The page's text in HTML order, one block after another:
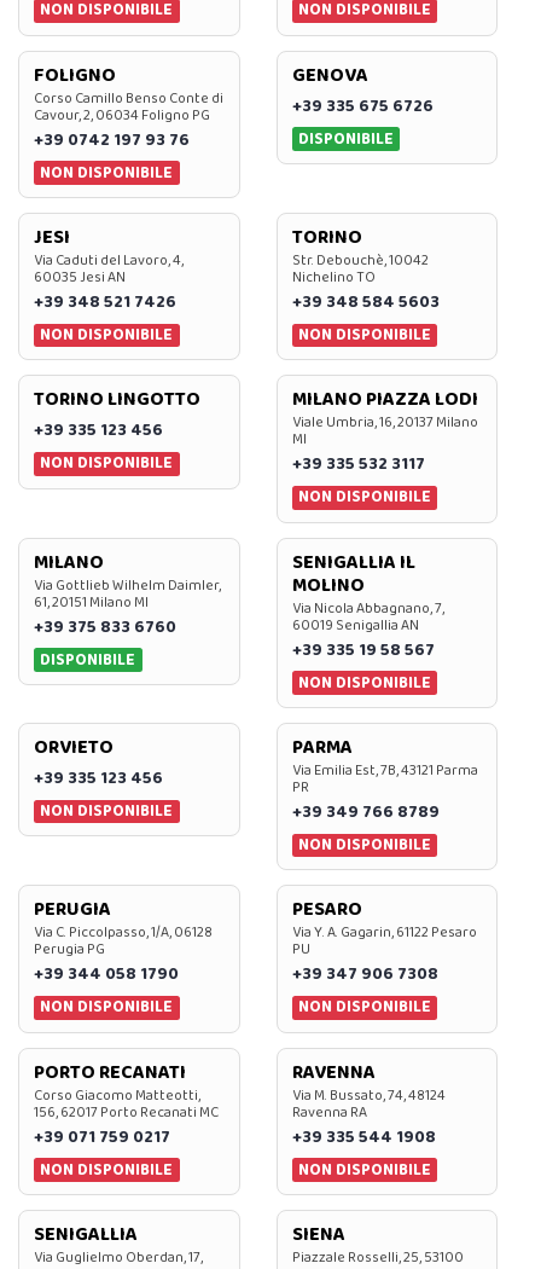
NON DISPONIBILE
NON DISPONIBILE
FOLIGNO
Corso Camillo Benso Conte di
Cavour, 2, 06034 Foligno PG
+39 0742 197 93 76
NON DISPONIBILE
GENOVA
+39 335 675 6726
DISPONIBILE
JESI
Via Caduti del Lavoro, 4,
60035 Jesi AN
+39 348 521 7426
NON DISPONIBILE
TORINO
Str. Debouchè, 10042
Nichelino TO
+39 348 584 5603
NON DISPONIBILE
TORINO LINGOTTO
+39 335 123 456
NON DISPONIBILE
MILANO PIAZZA LODI
Viale Umbria, 16, 20137 Milano
MI
+39 335 532 3117
NON DISPONIBILE
MILANO
Via Gottlieb Wilhelm Daimler,
61, 20151 Milano MI
+39 375 833 6760
DISPONIBILE
SENIGALLIA IL
MOLINO
Via Nicola Abbagnano, 7,
60019 Senigallia AN
+39 335 19 58 567
NON DISPONIBILE
ORVIETO
+39 335 123 456
NON DISPONIBILE
PARMA
Via Emilia Est, 7B, 43121 Parma
PR
+39 349 766 8789
NON DISPONIBILE
PERUGIA
Via C. Piccolpasso, 1/A, 06128
Perugia PG
+39 344 058 1790
NON DISPONIBILE
PESARO
Via Y. A. Gagarin, 61122 Pesaro
PU
+39 347 906 7308
NON DISPONIBILE
PORTO RECANATI
Corso Giacomo Matteotti,
156, 62017 Porto Recanati MC
+39 071 759 0217
NON DISPONIBILE
RAVENNA
Via M. Bussato, 74, 48124
Ravenna RA
+39 335 544 1908
NON DISPONIBILE
SENIGALLIA
Via Guglielmo Oberdan, 17,
SIENA
Piazzale Rosselli, 25, 53100